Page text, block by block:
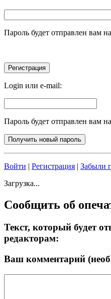
Пароль будет отправлен вам
Login или e-mail:
Пароль будет отправлен вам
Войти | Регистрация | Забыли
Загрузка...
Сообщить об
Текст, который будет
редакторам:
Ваш комментарий